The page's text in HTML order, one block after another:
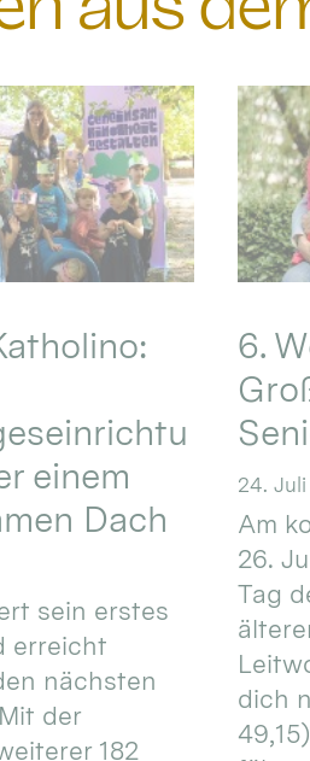
einem
Dach
sein erstes
erreicht
nächsten
der
182
6.
24.
Am
26.
Tag
dich